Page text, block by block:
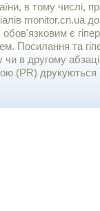
в тому числі,
monitor.cn.ua
є
Посилання та
в другому абзаці
(PR)